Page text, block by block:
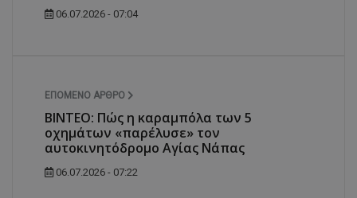
06.07.2026 - 07:04
ΕΠΌΜΕΝΟ ΆΡΘΡΟ
ΒΙΝΤΕΟ: Πώς η καραμπόλα των 5
οχημάτων «παρέλυσε» τον
αυτοκινητόδρομο Αγίας Νάπας
06.07.2026 - 07:22